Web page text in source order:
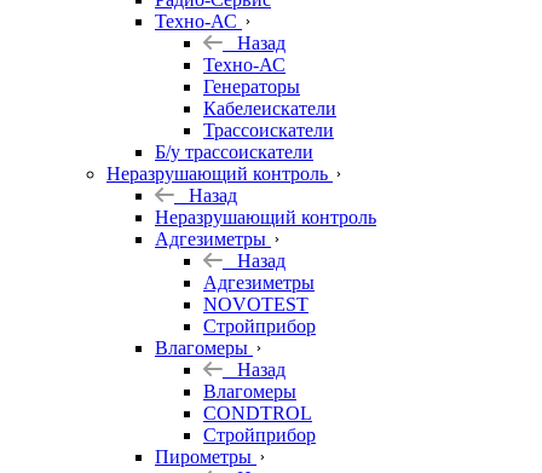
Техно-АС
Назад
Техно-АС
Генераторы
Кабелеискатели
Трассоискатели
Б/у трассоискатели
Неразрушающий контроль
Назад
Неразрушающий контроль
Адгезиметры
Назад
Адгезиметры
NOVOTEST
Стройприбор
Влагомеры
Назад
Влагомеры
CONDTROL
Стройприбор
Пирометры